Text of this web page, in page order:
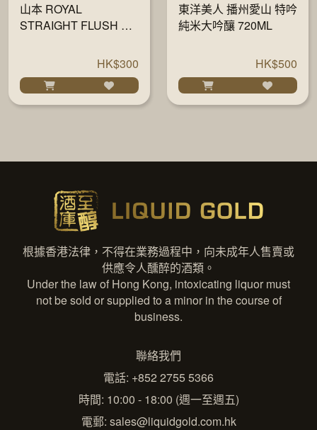
山本 ROYAL
STRAIGHT FLUSH 純
HK$300
東洋美人 播州愛山 特吟
純米大吟釀 720ML
HK$500
根據香港法律，不得在業務過程中，向未成年人售賣或
供應令人醺醉的酒類。
Under the law of Hong Kong, intoxicating liquor must
not be sold or supplied to a minor in the course of
business.
聯絡我們
電話: +852 2755 5366
時間: 10:00 - 18:00 (週一至週五)
電郵: sales@liquidgold.com.hk